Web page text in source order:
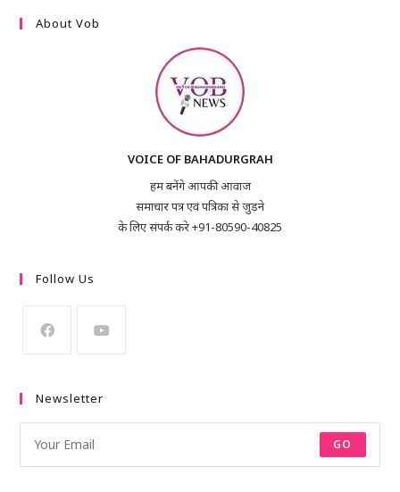
About Vob
VOICE OF BAHADURGRAH
हम बनेंगे आपकी आवाज
समाचार पत्र एवं पत्रिका से जुड़ने
के लिए संपर्क करे +91-80590-40825
Follow Us
Newsletter
GO